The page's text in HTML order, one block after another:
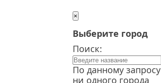
×
Выберите город
Поиск:
По данному запросу
ни одного города